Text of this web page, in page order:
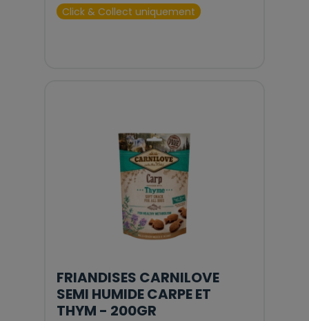
Click & Collect uniquement
FRIANDISES CARNILOVE
SEMI HUMIDE CARPE ET
THYM - 200GR